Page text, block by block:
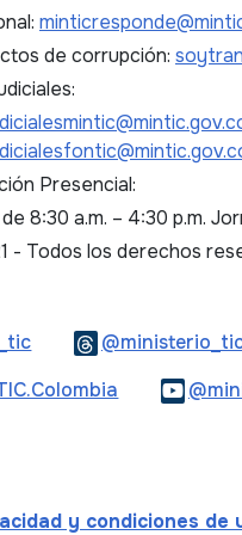
de corrupción:
Presencial:
8:30 a.m. – 4:30 p.m.
- Todos los derechos
Logo Instagram
Logo
y condiciones de